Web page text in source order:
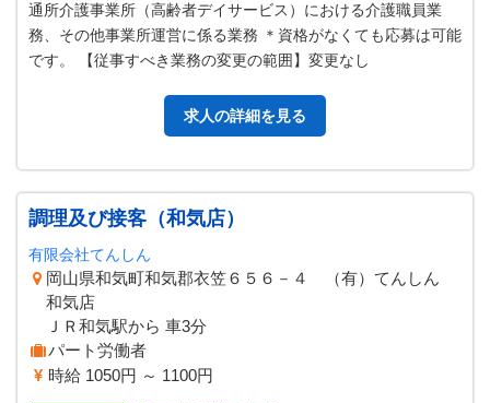
通所介護事業所（高齢者デイサービス）における介護職員業
務、その他事業所運営に係る業務 ＊資格がなくても応募は可能
です。 【従事すべき業務の変更の範囲】変更なし
求人の詳細を見る
調理及び接客（和気店）
有限会社てんしん
岡山県和気町和気郡衣笠６５６－４ （有）てんしん
和気店
ＪＲ和気駅から 車3分
パート労働者
時給 1050円 ～ 1100円